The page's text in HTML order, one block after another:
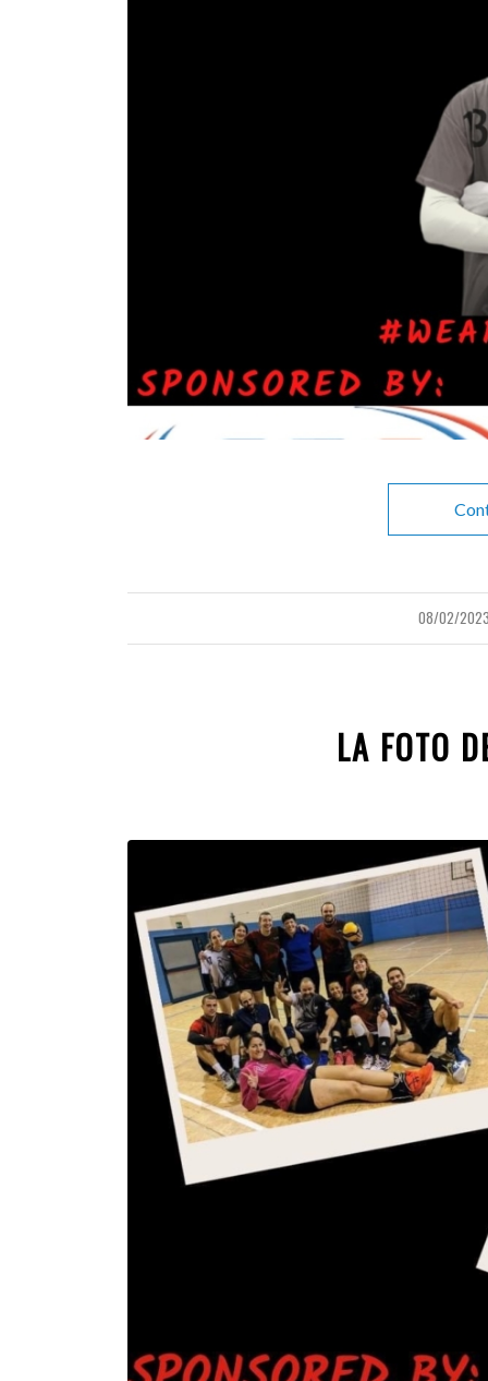
08/02/2023
/
LA FOTO